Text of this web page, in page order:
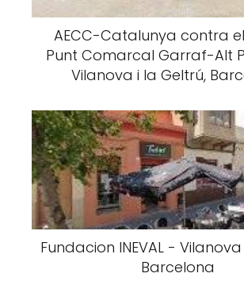
AECC-Catalunya contra
Punt Comarcal Garraf-Alt
Vilanova i la Geltrú,
Fundacion INEVAL -
Barcelona